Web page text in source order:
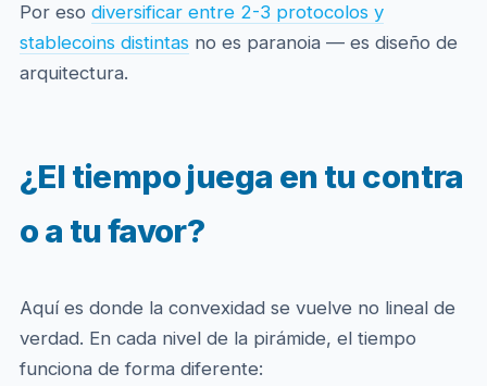
Por eso diversificar entre 2-3 protocolos y
stablecoins distintasno es paranoia — es diseño de
arquitectura.
¿El tiempo juega en tu contra
o a tu favor?
Aquí es donde la convexidad se vuelve no lineal de
verdad. En cada nivel de la pirámide, el tiempo
funciona de forma diferente: